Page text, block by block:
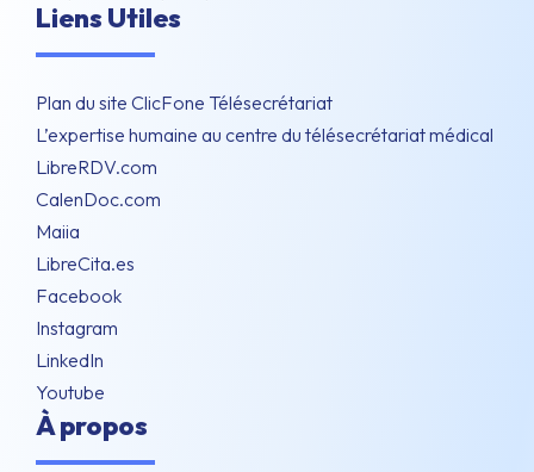
Liens Utiles
Plan du site ClicFone Télésecrétariat
L’expertise humaine au centre du télésecrétariat médical
LibreRDV.com
CalenDoc.com
Maiia
LibreCita.es
Facebook
Instagram
LinkedIn
Youtube
À propos